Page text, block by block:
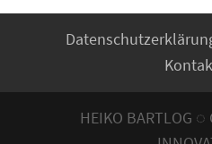
HEIKO BARTLOG ◌